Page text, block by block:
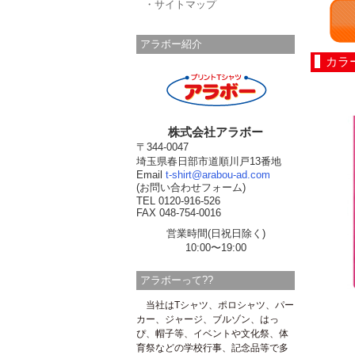
・サイトマップ
アラボー紹介
株式会社アラボー
〒344-0047
埼玉県春日部市道順川戸13番地
Email t-shirt@arabou-ad.com
(お問い合わせフォーム)
TEL 0120-916-526
FAX 048-754-0016
営業時間(日祝日除く)
10:00〜19:00
アラボーって??
当社はTシャツ、ポロシャツ、パー
カー、ジャージ、ブルゾン、はっ
ぴ、帽子等、イベントや文化祭、体
育祭などの学校行事、記念品等で多
カラ